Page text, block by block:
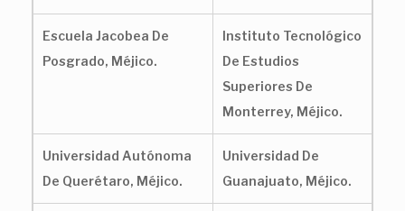
Escuela Jacobea De
Posgrado, Méjico.
Instituto Tecnológico
De Estudios
Superiores De
Monterrey, Méjico.
Universidad Autónoma
De Querétaro, Méjico.
Universidad De
Guanajuato, Méjico.